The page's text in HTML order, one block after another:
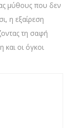
μύθους που δεν
η εξαίρεση
τη σαφή
και οι όγκοι